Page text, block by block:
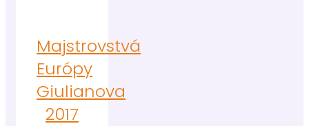
Majstrovstvá
Európy
Giulianova
2017